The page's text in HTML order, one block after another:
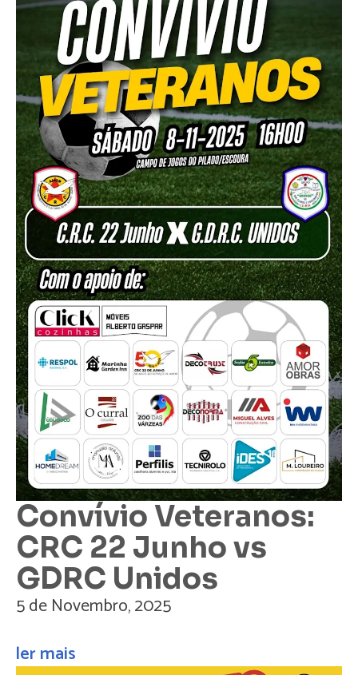
Convívio Veteranos:
CRC 22 Junho vs
GDRC Unidos
5 de Novembro, 2025
ler mais